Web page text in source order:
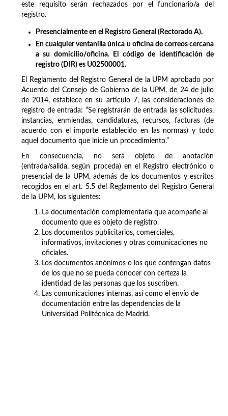
este requisito serán rechazados por el funcionario/a del
registro.
Presencialmente en el Registro General (Rectorado A).
En cualquier ventanilla única u oficina de correos cercana
a su domicilio/oficina. El código de identificación de
registro (DIR) es U02500001.
El Reglamento del Registro General de la UPM aprobado por
Acuerdo del Consejo de Gobierno de la UPM, de 24 de julio
de 2014, establece en su artículo 7, las consideraciones de
registro de entrada: “Se registrarán de entrada las solicitudes,
instancias, enmiendas, candidaturas, recursos, facturas (de
acuerdo con el importe establecido en las normas) y todo
aquel documento que inicie un procedimiento.”
En consecuencia, no será objeto de anotación
(entrada/salida, según proceda) en el Registro electrónico o
presencial de la UPM, además de los documentos y escritos
recogidos en el art. 5.5 del Reglamento del Registro General
de la UPM, los siguientes:
La documentación complementaria que acompañe al
documento que es objeto de registro.
Los documentos publicitarios, comerciales,
informativos, invitaciones y otras comunicaciones no
oficiales.
Los documentos anónimos o los que contengan datos
de los que no se pueda conocer con certeza la
identidad de las personas que los suscriben.
Las comunicaciones internas, así como el envío de
documentación entre las dependencias de la
Universidad Politécnica de Madrid.